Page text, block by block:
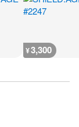
¥3,300